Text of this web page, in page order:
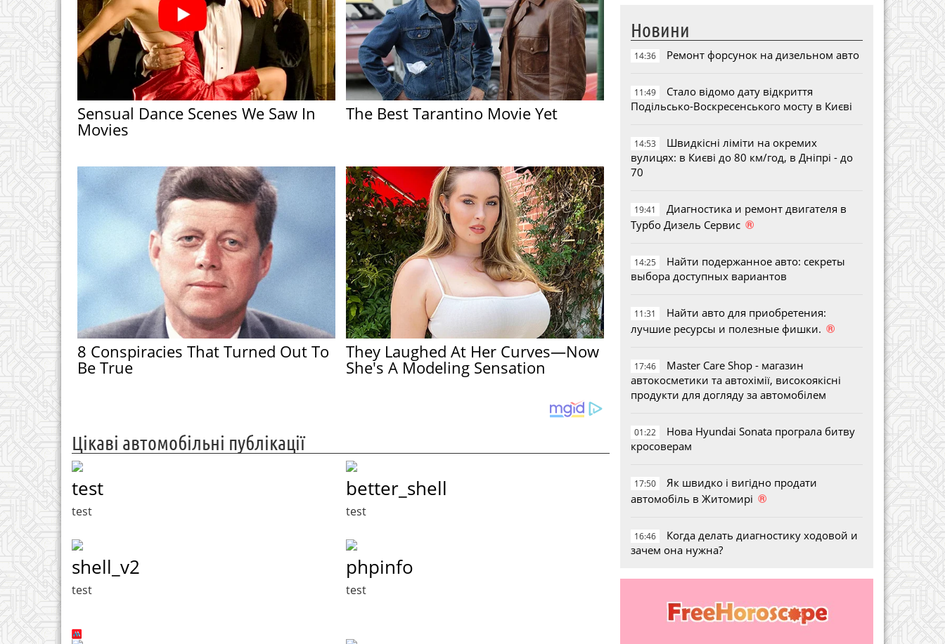
Sensual Dance Scenes We Saw In
Movies
The Best Tarantino Movie Yet
8 Conspiracies That Turned Out To
Be True
They Laughed At Her Curves—Now
She's A Modeling Sensation
Цікаві автомобільні публікації
test
test
better_shell
test
shell_v2
test
phpinfo
test
Новини
14:36 Ремонт форсунок на дизельном авто
11:49
Стало відомо дату відкриття
Подільсько-Воскресенського мосту в Києві
14:53
Швидкісні ліміти на окремих
вулицях: в Києві до 80 км/год, в Дніпрі - до
70
19:41
Диагностика и ремонт двигателя в
Турбо Дизель Сервис ®
14:25
Найти подержанное авто: секреты
выбора доступных вариантов
11:31
Найти авто для приобретения:
лучшие ресурсы и полезные фишки. ®
17:46
Master Care Shop - магазин
автокосметики та автохімії, високоякісні
продукти для догляду за автомобілем
01:22
Нова Hyundai Sonata програла битву
кросоверам
17:50
Як швидко і вигідно продати
автомобіль в Житомирі ®
16:46
Когда делать диагностику ходовой и
зачем она нужна?